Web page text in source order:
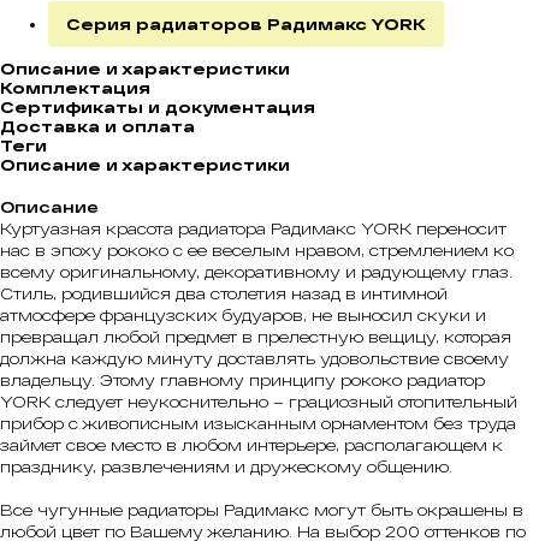
Серия радиаторов Радимакс YORK
Описание и характеристики
Комплектация
Сертификаты и документация
Доставка и оплата
Теги
Описание и характеристики
Описание
Куртуазная красота радиатора Радимакс YORK переносит
нас в эпоху рококо с ее веселым нравом, стремлением ко
всему оригинальному, декоративному и радующему глаз.
Стиль, родившийся два столетия назад в интимной
атмосфере французских будуаров, не выносил скуки и
превращал любой предмет в прелестную вещицу, которая
должна каждую минуту доставлять удовольствие своему
владельцу. Этому главному принципу рококо радиатор
YORK следует неукоснительно – грациозный отопительный
прибор с живописным изысканным орнаментом без труда
займет свое место в любом интерьере, располагающем к
празднику, развлечениям и дружескому общению.
Все чугунные радиаторы Радимакс могут быть окрашены в
любой цвет по Вашему желанию. На выбор 200 оттенков по